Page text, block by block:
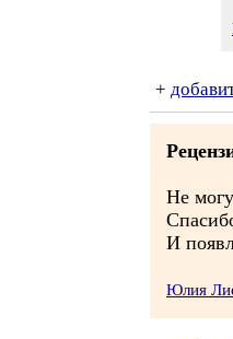
+
Не
И
Юлия